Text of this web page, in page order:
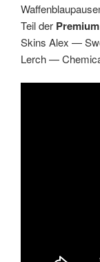
Teil der
Skins Alex —
Lerch —